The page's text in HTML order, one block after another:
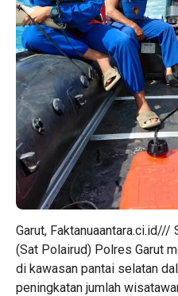
Garut,
(Sat Polairud) Polres Garut
di kawasan pantai selatan
peningkatan jumlah